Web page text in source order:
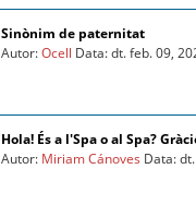
Sinònim de paternitat
Autor:Ocell Data: dt. feb. 09,
Hola! És a l'Spa o al Spa?
Autor: Miriam Cánoves Data: